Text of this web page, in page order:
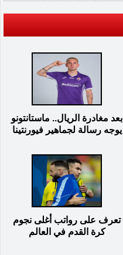
بعد مغادرة الريال.. ماستانتونو
يوجه رسالة لجماهير فيورنتينا
تعرف على رواتب أغلى نجوم
كرة القدم في العالم